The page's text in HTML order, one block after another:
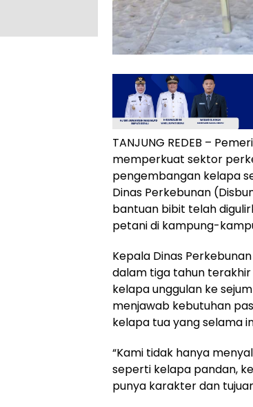
TANJUNG REDEB –
memperkuat sektor
pengembangan kelapa
Dinas Perkebunan
bantuan bibit telah
petani di kampung-
Kepala Dinas
dalam tiga tahun
kelapa unggulan ke
menjawab kebutuhan
kelapa tua yang selama
“Kami tidak hanya
seperti kelapa pandan,
punya karakter dan